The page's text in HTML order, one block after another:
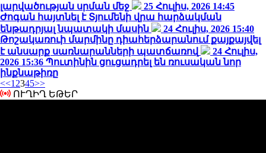
լարվածության սրման մեջ
25 Հուլիս, 2026 14:45
Ժոգան հայտնել է Տյումենի վրա հարձակման
ենթադրյալ նպատակի մասին
24 Հուլիս, 2026 15:40
Թոշակառուի մարմինը դիահերձարանում քայքայվել
է անսարք սառնարանների պատճառով
24 Հուլիս,
2026 15:36 Պուտինին ցուցադրել են ռուսական նոր
ինքնաթիռը
<<1 2345>>
ՈՒՂԻՂ ԵԹԵՐ